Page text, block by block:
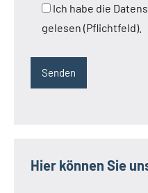
Ich habe die
gelesen (Pflichtfeld).
Hier können Sie